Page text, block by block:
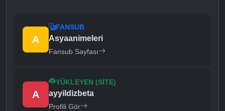
A
FANSUB
Asyaanimeleri
Fansub Sayfası
A
YÜKLEYEN (SITE)
ayyildizbeta
Profili Gör